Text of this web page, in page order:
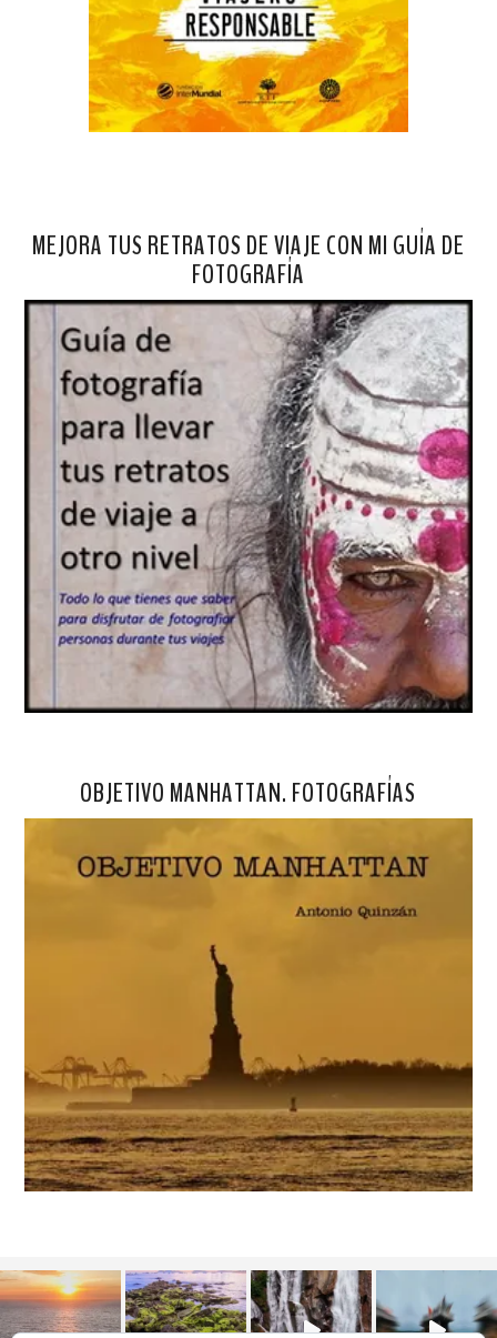
MEJORA TUS RETRATOS DE VIAJE CON MI GUÍA DE
FOTOGRAFÍA
OBJETIVO MANHATTAN. FOTOGRAFÍAS